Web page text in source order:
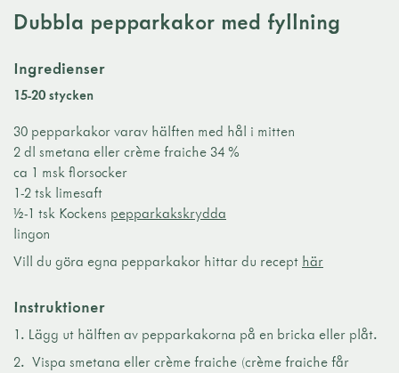
Dubbla pepparkakor med fyllning
Ingredienser
15-20 stycken
30 pepparkakor varav hälften med hål i mitten
2 dl smetana eller crème fraiche 34 %
ca 1 msk florsocker
1-2 tsk limesaft
½-1 tsk Kockens pepparkakskrydda
lingon
Vill du göra egna pepparkakor hittar du recept här
Instruktioner
Lägg ut hälften av pepparkakorna på en bricka eller plåt.
Vispa smetana eller crème fraiche (crème fraiche får